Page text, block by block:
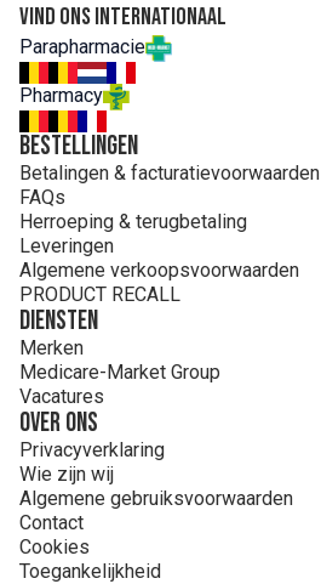
Vind ons internationaal
Parapharmacie
Pharmacy
Bestellingen
Betalingen & facturatievoorwaarden
FAQs
Herroeping & terugbetaling
Leveringen
Algemene verkoopsvoorwaarden
PRODUCT RECALL
Diensten
Merken
Medicare-Market Group
Vacatures
Over ons
Privacyverklaring
Wie zijn wij
Algemene gebruiksvoorwaarden
Contact
Cookies
Toegankelijkheid